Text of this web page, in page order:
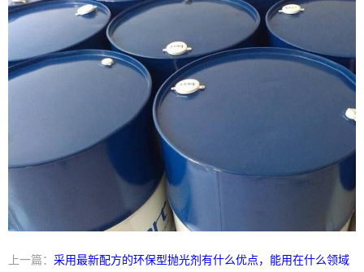
上一篇： 采用最新配方的环保型抛光剂有什么优点，能用在什么领域